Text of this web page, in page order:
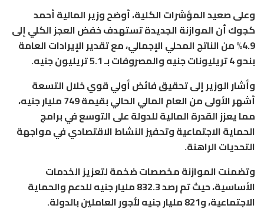
وعلى صعيد المؤشرات الكلية، أوضح وزير المالية أحمد
كجوك أن الموازنة الجديدة تستهدف خفض العجز الكلي إلى
4.9% من الناتج المحلي الإجمالي، مع تقدير الإيرادات العامة
بنحو 4 تريليونات جنيه والمصروفات بـ 5.1 تريليون جنيه.
وأشار الوزير إلى تحقيق فائض أولي قوي خلال التسعة
أشهر الأولى من العام المالي الحالي بقيمة 749 مليار جنيه،
مما يعزز القدرة المالية للدولة على التوسع في برامج
الحماية الاجتماعية وتحفيز النشاط الاقتصادي في مواجهة
التحديات الراهنة.
وتضمنت الموازنة مخصصات ضخمة لتعزيز الخدمات
الأساسية، حيث تم رصد 832.3 مليار جنيه للدعم والحماية
الاجتماعية، و821 مليار جنيه لأجور العاملين بالدولة.